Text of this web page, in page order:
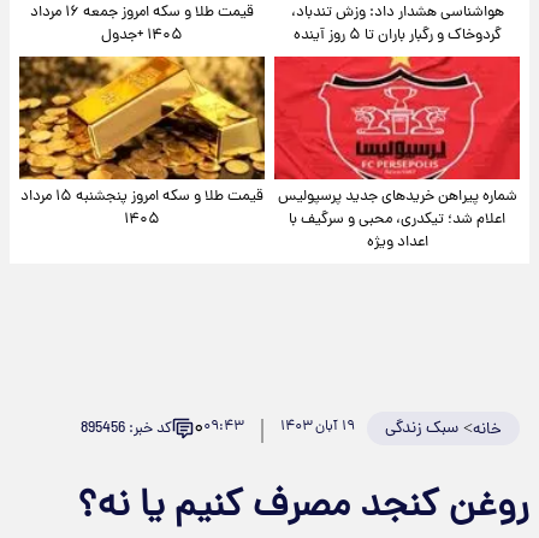
هواشناسی هشدار داد: وزش تندباد،
گردوخاک و رگبار باران تا ۵ روز آینده
قیمت طلا و سکه امروز جمعه ۱۶ مرداد
۱۴۰۵ +جدول
شماره پیراهن خریدهای جدید پرسپولیس
اعلام شد؛ تیکدری، محبی و سرگیف با
اعداد ویژه
قیمت طلا و سکه امروز پنجشنبه ۱۵ مرداد
۱۴۰۵
خانه>سبک زندگی ۱۹ آبان ۱۴۰۳ ۰۹:۴۳۰ کد خبر: 895456
روغن کنجد مصرف کنیم یا نه؟